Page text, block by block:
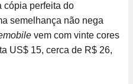
cópia perfeita do
semelhança não nega
vem com vinte cores
US$ 15, cerca de R$ 26,